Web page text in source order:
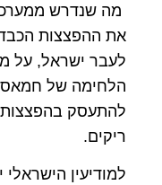
מה שנדרש
את ההפצצות
לעבר ישראל, על
הלחימה של חמאס
להתעסק בהפצצות
ריקים.
למודיעין